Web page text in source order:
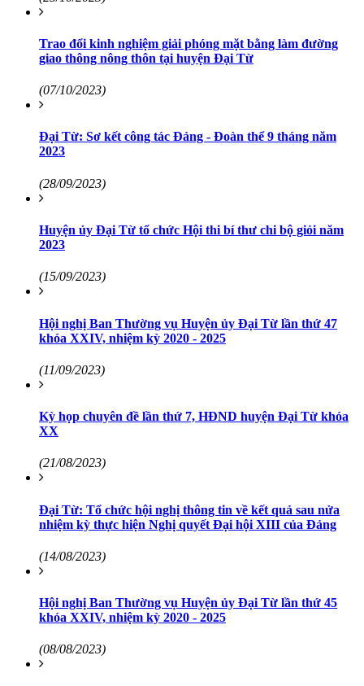
Trao đổi kinh nghiệm giải phóng mặt bằng làm đường
giao thông nông thôn tại huyện Đại Từ
(07/10/2023)
Đại Từ: Sơ kết công tác Đảng - Đoàn thể 9 tháng năm
2023
(28/09/2023)
Huyện ủy Đại Từ tổ chức Hội thi bí thư chi bộ giỏi năm
2023
(15/09/2023)
Hội nghị Ban Thường vụ Huyện ủy Đại Từ lần thứ 47
khóa XXIV, nhiệm kỳ 2020 - 2025
(11/09/2023)
Kỳ họp chuyên đề lần thứ 7, HĐND huyện Đại Từ khóa
XX
(21/08/2023)
Đại Từ: Tổ chức hội nghị thông tin về kết quả sau nửa
nhiệm kỳ thực hiện Nghị quyết Đại hội XIII của Đảng
(14/08/2023)
Hội nghị Ban Thường vụ Huyện ủy Đại Từ lần thứ 45
khóa XXIV, nhiệm kỳ 2020 - 2025
(08/08/2023)